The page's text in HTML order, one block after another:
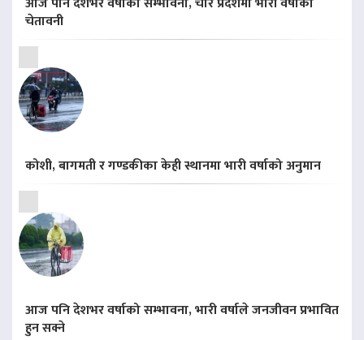
चेतावनी
कोशी, बागमती र गण्डकीका केही स्थानमा भारी वर्षाको अनुमान
आज पनि देशभर वर्षाको सम्भावना, भारी वर्षाले जनजीवन प्रभावित
हुन सक्ने